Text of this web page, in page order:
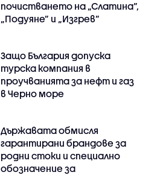
почистването на „Слатина”,
„Подуяне” и „Изгрев”
Защо България допуска
турска компания в
проучванията за нефт и газ
в Черно море
Държавата обмисля
гарантирани брандове за
родни стоки и специално
обозначение за